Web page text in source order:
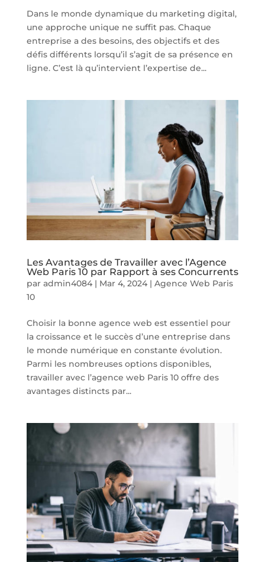
Dans le monde dynamique du marketing digital,
une approche unique ne suffit pas. Chaque
entreprise a des besoins, des objectifs et des
défis différents lorsqu’il s’agit de sa présence en
ligne. C’est là qu’intervient l’expertise de...
Les Avantages de Travailler avec l’Agence
Web Paris 10 par Rapport à ses Concurrents
par admin4084| Mar 4, 2024| Agence Web Paris
10
Choisir la bonne agence web est essentiel pour
la croissance et le succès d’une entreprise dans
le monde numérique en constante évolution.
Parmi les nombreuses options disponibles,
travailler avec l’agence web Paris 10 offre des
avantages distincts par...